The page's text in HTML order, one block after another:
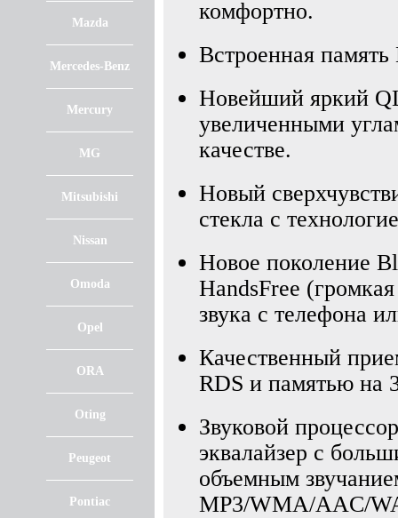
Mazda
Mercedes-Benz
Mercury
MG
Mitsubishi
Nissan
Omoda
Opel
ORA
Oting
Peugeot
Pontiac
комфортно.
Встроенная
Новейший яркий
увеличенными
качестве.
Новый
стекла с
Новое поколение
HandsFree
звука с телефона
Качественный
RDS и памятью на
Звуковой
эквалайзер с
объемным
MP3/WMA/AAC/